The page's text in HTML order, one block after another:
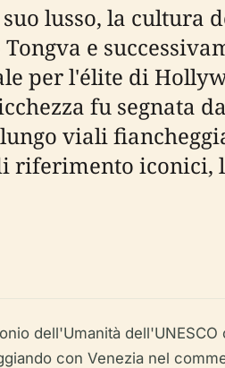
lusso, la cultura
e
per l'élite di
fu segnata
viali
iconici,
dell'Umanità
con Venezia nel